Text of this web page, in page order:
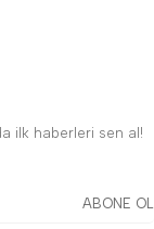
ilk haberleri sen al!
ABONE OL